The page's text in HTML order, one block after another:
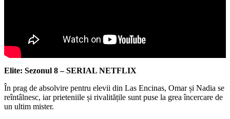
Elite: Sezonul 8 – SERIAL NETFLIX
În prag de absolvire pentru elevii din Las Encinas, Omar și Nadia se
reîntâlnesc, iar prieteniile și rivalitățile sunt puse la grea încercare de
un ultim mister.